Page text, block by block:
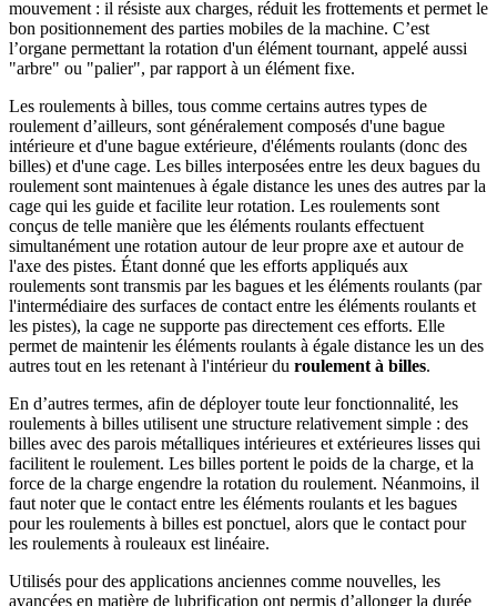
mouvement : il résiste aux charges, réduit les frottements et permet le
bon positionnement des parties mobiles de la machine. C’est
l’organe permettant la rotation d'un élément tournant, appelé aussi
"arbre" ou "palier", par rapport à un élément fixe.
Les roulements à billes, tous comme certains autres types de
roulement d’ailleurs, sont généralement composés d'une bague
intérieure et d'une bague extérieure, d'éléments roulants (donc des
billes) et d'une cage. Les billes interposées entre les deux bagues du
roulement sont maintenues à égale distance les unes des autres par la
cage qui les guide et facilite leur rotation. Les roulements sont
conçus de telle manière que les éléments roulants effectuent
simultanément une rotation autour de leur propre axe et autour de
l'axe des pistes. Étant donné que les efforts appliqués aux
roulements sont transmis par les bagues et les éléments roulants (par
l'intermédiaire des surfaces de contact entre les éléments roulants et
les pistes), la cage ne supporte pas directement ces efforts. Elle
permet de maintenir les éléments roulants à égale distance les un des
autres tout en les retenant à l'intérieur du roulement à billes.
En d’autres termes, afin de déployer toute leur fonctionnalité, les
roulements à billes utilisent une structure relativement simple : des
billes avec des parois métalliques intérieures et extérieures lisses qui
facilitent le roulement. Les billes portent le poids de la charge, et la
force de la charge engendre la rotation du roulement. Néanmoins, il
faut noter que le contact entre les éléments roulants et les bagues
pour les roulements à billes est ponctuel, alors que le contact pour
les roulements à rouleaux est linéaire.
Utilisés pour des applications anciennes comme nouvelles, les
avancées en matière de lubrification ont permis d’allonger la durée